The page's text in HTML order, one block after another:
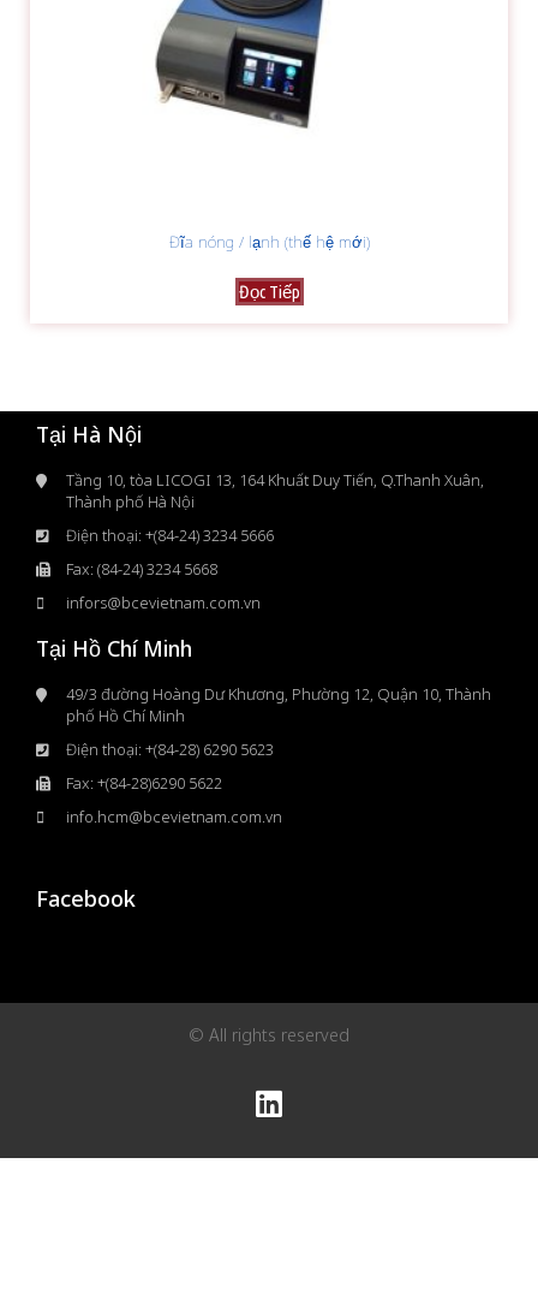
Đĩa nóng / lạnh (thế hệ mới)
Đọc Tiếp
Tại Hà Nội
Tầng 10, tòa LICOGI 13, 164 Khuất Duy Tiến, Q.Thanh Xuân,
Thành phố Hà Nội
Điện thoại: +(84-24) 3234 5666
Fax: (84-24) 3234 5668
infors@bcevietnam.com.vn
Tại Hồ Chí Minh
49/3 đường Hoàng Dư Khương, Phường 12, Quận 10, Thành
phố Hồ Chí Minh
Điện thoại: +(84-28) 6290 5623
Fax: +(84-28)6290 5622
info.hcm@bcevietnam.com.vn
Facebook
© All rights reserved